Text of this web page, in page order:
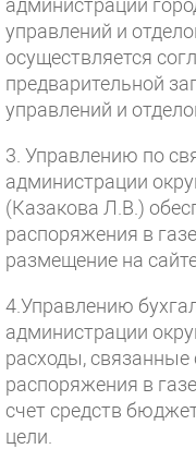
администрации
управлений и
осуществляется
предварительной
управлений и
3. Управлению по
администрации
(Казакова Л.В.)
распоряжения в
размещение на
4.Управлению
администрации
расходы,
распоряжения в
счет средств
цели.